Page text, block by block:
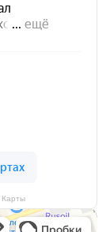
Карты